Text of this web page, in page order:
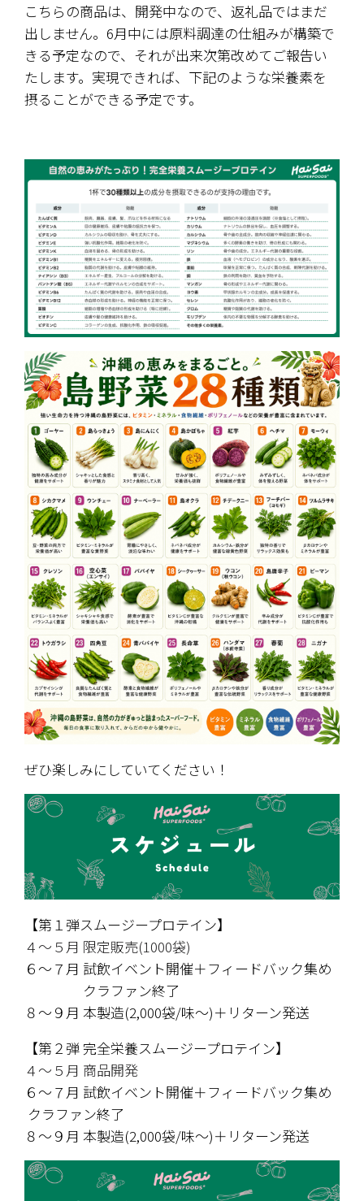
こちらの商品は、開発中なので、返礼品ではまだ
出しません。6月中には原料調達の仕組みが構築で
きる予定なので、それが出来次第改めてご報告い
たします。実現できれば、下記のような栄養素を
摂ることができる予定です。
ぜひ楽しみにしていてください！
【第１弾スムージープロテイン】
４〜５月 限定販売(1000袋)
６〜７月 試飲イベント開催＋フィードバック集め
クラファン終了
８〜９月 本製造(2,000袋/味〜)＋リターン発送
【第２弾 完全栄養スムージープロテイン】
４〜５月 商品開発
６〜７月 試飲イベント開催＋フィードバック集め
クラファン終了
８〜９月 本製造(2,000袋/味〜)＋リターン発送